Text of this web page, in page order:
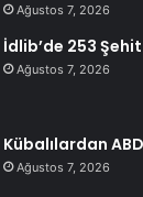
Ağustos 7, 2026
İdlib’de 253
Ağustos 7, 2026
Kübalılardan
Ağustos 7, 2026